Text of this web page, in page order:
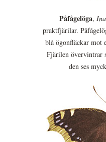
Påfågelöga,
praktfjärilar.
blå ögonfläckar mot
Fjärilen övervintrar
den ses